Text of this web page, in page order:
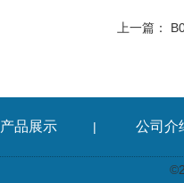
上一篇：
产品展示 | 公司介